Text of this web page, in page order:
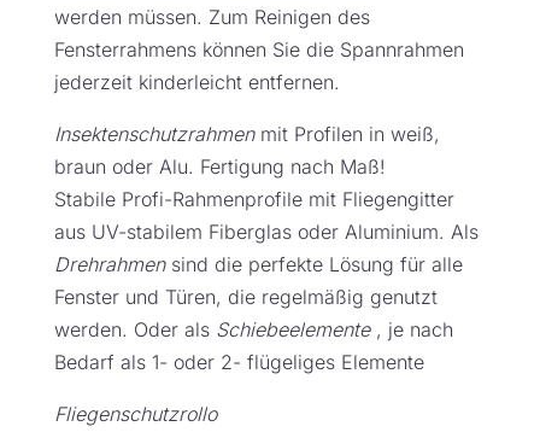
werden müssen. Zum Reinigen des
Fensterrahmens können Sie die Spannrahmen
jederzeit kinderleicht entfernen.
Insektenschutzrahmenmit Profilen in weiß,
braun oder Alu. Fertigung nach Maß!
Stabile Profi-Rahmenprofile mit Fliegengitter
aus UV-stabilem Fiberglas oder Aluminium. Als
Drehrahmensind die perfekte Lösung für alle
Fenster und Türen, die regelmäßig genutzt
werden. Oder als Schiebeelemente, je nach
Bedarf als 1- oder 2- flügeliges Elemente
Fliegenschutzrollo